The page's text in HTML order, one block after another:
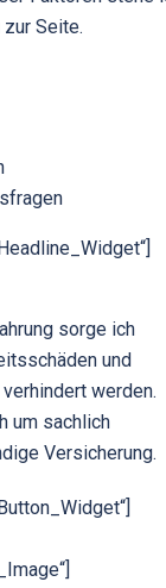
Seite.
sorge ich
und
werden.
um sachlich
Versicherung.